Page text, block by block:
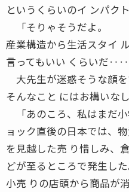
というくらいのイ ンパク
「そりゃそうだよ。
産業構造から生活スタイ
言ってもいい くらいだ‥‥
大先生が迷惑そうな顔を
そんなこと にはお構いな
「あのころ、私はまだ
ョック直後の日本では、
を見越した売 り惜しみ、
どが至るところで発生した
小売 りの店頭から商品が